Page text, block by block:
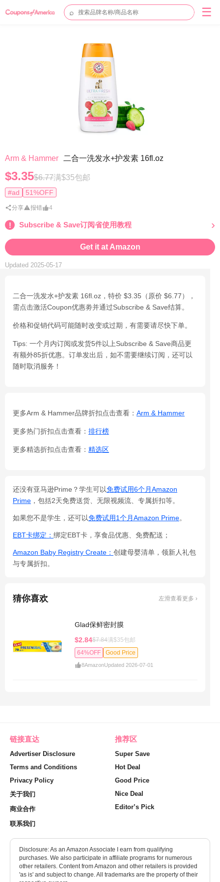
⌕ ☰
Arm & Hammer 二合一洗发水+护发素 16fl.oz
$3.35$6.77满$35包邮
#ad 51%OFF
分享 报错 4
Subscribe & Save订阅省使用教程
Get it at Amazon
Updated 2025-05-17
二合一洗发水+护发素 16fl.oz，特价 $3.35（原价 $6.77），
需点击激活Coupon优惠劵并通过Subscribe & Save结算。
价格和促销代码可能随时改变或过期，有需要请尽快下单。
Tips: 一个月内订阅或发货5件以上Subscribe & Save商品更
有额外85折优惠。订单发出后，如不需要继续订阅，还可以
随时取消服务！
更多Arm & Hammer品牌折扣点击查看： Arm & Hammer
更多热门折扣点击查看： 排行榜
更多精选折扣点击查看： 精选区
还没有亚马逊Prime？学生可以免费试用6个月Amazon
Prime ，包括2天免费送货、无限视频流、专属折扣等。
如果您不是学生，还可以免费试用1个月Amazon Prime。
EBT卡绑定： 绑定EBT卡，享食品优惠、免费配送；
Amazon Baby Registry Create： 创建母婴清单，领新人礼包
与专属折扣。
猜你喜欢 左滑查看更多 ›
Glad保鲜密封膜
$2.84$7.84满$35包邮
64%OFF
Good Price
8AmazonUpdated 2026-07-01
链接直达
Advertiser Disclosure
Terms and Conditions
Privacy Policy
关于我们
商业合作
联系我们
推荐区
Super Save
Hot Deal
Good Price
Nice Deal
Editor’s Pick
Disclosure: As an Amazon Associate I earn from qualifying
purchases. We also participate in affiliate programs for numerous
other retailers. Content from Amazon and other retailers is provided
'as is' and subject to change. All trademarks are the property of their